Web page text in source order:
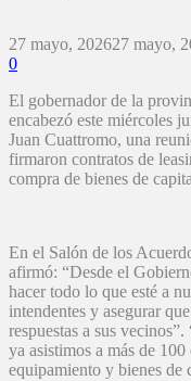
27 mayo, 202627 mayo,
0
El gobernador de la
encabezó este miércoles
Juan Cuattromo, una
firmaron contratos de
compra de bienes de
En el Salón de los
afirmó: “Desde el
hacer todo lo que esté a
intendentes y asegurar
respuestas a sus
ya asistimos a más de
equipamiento y bienes de